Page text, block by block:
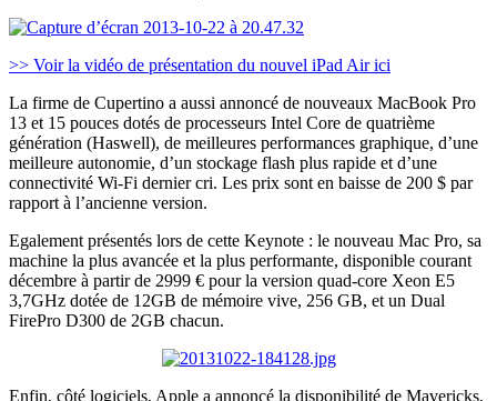
>> Voir la vidéo de présentation du nouvel iPad Air ici
La firme de Cupertino a aussi annoncé de nouveaux MacBook Pro
13 et 15 pouces dotés de processeurs Intel Core de quatrième
génération (Haswell), de meilleures performances graphique, d’une
meilleure autonomie, d’un stockage flash plus rapide et d’une
connectivité Wi-Fi dernier cri. Les prix sont en baisse de 200 $ par
rapport à l’ancienne version.
Egalement présentés lors de cette Keynote : le nouveau Mac Pro, sa
machine la plus avancée et la plus performante, disponible courant
décembre à partir de 2999 € pour la version quad-core Xeon E5
3,7GHz dotée de 12GB de mémoire vive, 256 GB, et un Dual
FirePro D300 de 2GB chacun.
Enfin, côté logiciels, Apple a annoncé la disponibilité de Mavericks,